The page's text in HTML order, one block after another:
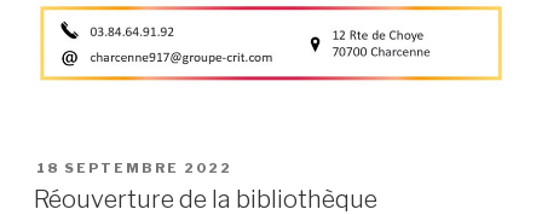
PUBLIÉ
LE
18 SEPTEMBRE 2022
Réouverture de la bibliothèque